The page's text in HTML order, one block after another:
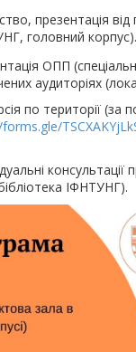
презентація від
головний корпус).
ОПП
аудиторіях
по території (за
консультації
ІФНТУНГ).